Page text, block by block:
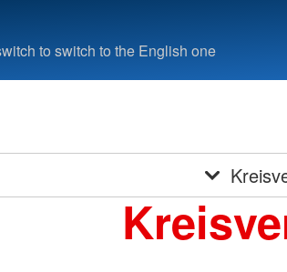
to switch to the English one